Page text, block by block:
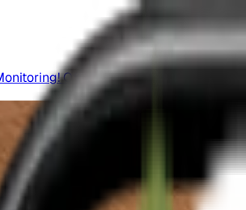
Offer Ends Soon.